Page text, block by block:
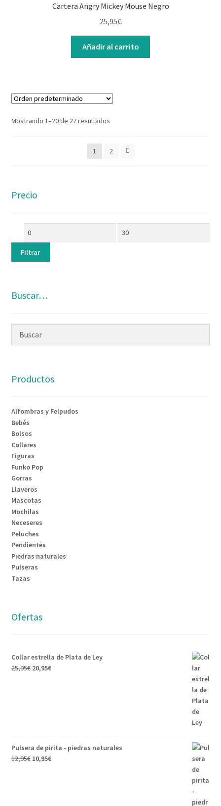
Cartera Angry Mickey Mouse Negro
25,95€
Añadir al carrito
Mostrando 1–20 de 27 resultados
1 2
Precio
Filtrar
Buscar…
Productos
Alfombras y Felpudos
Bebés
Bolsos
Collares
Figuras
Funko Pop
Gorras
Llaveros
Mascotas
Mochilas
Neceseres
Peluches
Pendientes
Piedras naturales
Pulseras
Tazas
Ofertas
Collar estrella de Plata de Ley
25,95€ 20,95€
Pulsera de pirita - piedras naturales
12,95€ 10,95€